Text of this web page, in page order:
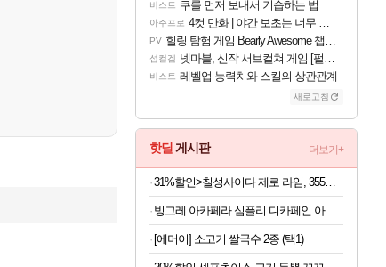
비스트 쿠를 먼저 보내서 기습하는 법
아주프로 4컷 만화 | 야간 보초는 너무 힘들어
PV 힐링 탐험 게임 Bearly Awesome 챕터 1 트레일러
섭컬겜 넷마블, 신작 서브컬쳐 게임 [펄 인 블루] 티저 사이트 오픈
비스트 레벨업 능력치와 스킬의 상관관계
새로고침
핫딜 게시판 더보기+
31%할인>칠성사이다 제로 라임, 355ml, 48개
빙그레 아카페라 심플리 디카페인 아메리카노, 무라벨, 400ml, 20개
[에머이] 소고기 쌀국수 2종 (택1)